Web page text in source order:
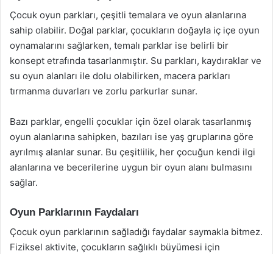
Çocuk oyun parkları, çeşitli temalara ve oyun alanlarına
sahip olabilir. Doğal parklar, çocukların doğayla iç içe oyun
oynamalarını sağlarken, temalı parklar ise belirli bir
konsept etrafında tasarlanmıştır. Su parkları, kaydıraklar ve
su oyun alanları ile dolu olabilirken, macera parkları
tırmanma duvarları ve zorlu parkurlar sunar.
Bazı parklar, engelli çocuklar için özel olarak tasarlanmış
oyun alanlarına sahipken, bazıları ise yaş gruplarına göre
ayrılmış alanlar sunar. Bu çeşitlilik, her çocuğun kendi ilgi
alanlarına ve becerilerine uygun bir oyun alanı bulmasını
sağlar.
Oyun Parklarının Faydaları
Çocuk oyun parklarının sağladığı faydalar saymakla bitmez.
Fiziksel aktivite, çocukların sağlıklı büyümesi için